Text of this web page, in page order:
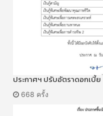
ประกาศฯ ปรับอัตราดอกเบี้ย
668 ครั้ง